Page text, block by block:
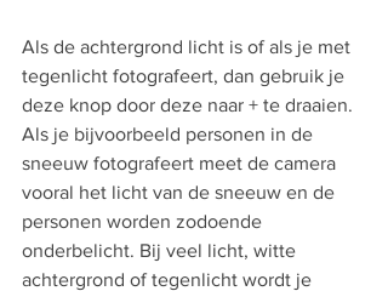
Als de achtergrond licht is of als je met
tegenlicht fotografeert, dan gebruik je
deze knop door deze naar + te draaien.
Als je bijvoorbeeld personen in de
sneeuw fotografeert meet de camera
vooral het licht van de sneeuw en de
personen worden zodoende
onderbelicht. Bij veel licht, witte
achtergrond of tegenlicht wordt je